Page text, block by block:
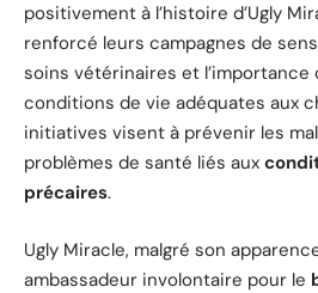
positivement à l’histoire d’Ugly
renforcé leurs campagnes de
soins vétérinaires et l’importance
conditions de vie adéquates aux
initiatives visent à prévenir les
problèmes de santé liés aux
précaires.
Ugly Miracle, malgré son
ambassadeur involontaire pour le